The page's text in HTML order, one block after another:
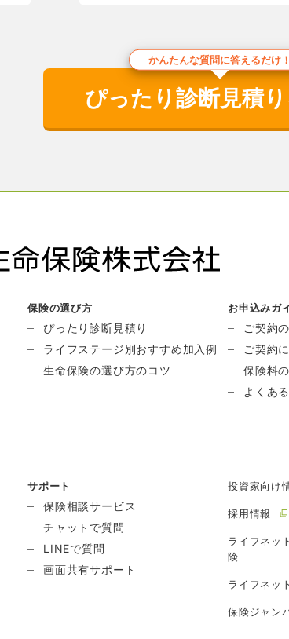
ぴったり診断見積
かんたんな質問に答えるだけ！
保険の選び方
ぴったり診断見積り
ライフステージ別おすすめ加入例
生命保険の選び方のコツ
お申込みガ
ご契約
ご契約
保険料
よくあ
サポート
保険相談サービス
チャットで質問
LINEで質問
画面共有サポート
投資家向け
採用情報
ライフネッ
険
ライフネッ
保険ジャン